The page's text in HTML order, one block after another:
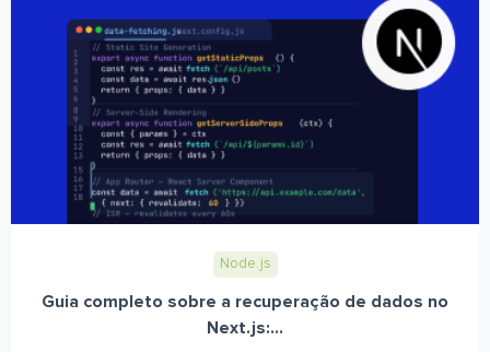
Node.js
Guia completo sobre a recuperação de dados no
Next.js:...